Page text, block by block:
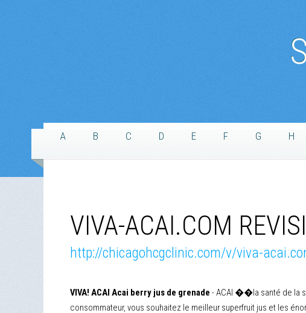
A B C D E F G H
VIVA-ACAI.COM
http://chicagohcgclinic.com/v/viva-
VIVA! ACAI Acai berry jus de grenade - ACAI ��la santé de la
consommateur, vous souhaitez le meilleur superfruit jus et les